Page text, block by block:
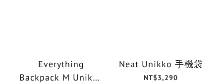
Everything
Backpack M Unikko
Neat Unikko 手機袋
NT$3,290